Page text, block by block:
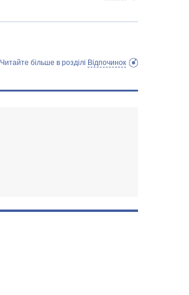
Читайте більше в розділі Відпочинок